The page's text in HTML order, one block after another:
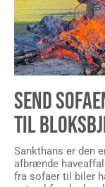
SEND
TIL
Sankthans er den
afbrænde
fra sofaer til biler